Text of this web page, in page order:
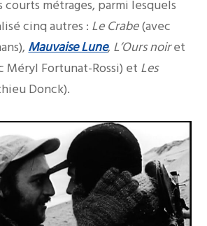
métrages, parmi lesquels
cinq autres : Le Crabe(avec
Mauvaise Lune, L’Ours noiret
Méryl Fortunat-Rossi) et Les
Donck).